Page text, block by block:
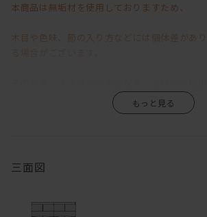
がらも、
といった私の要望を叶えるべくしてか、
背面がマガジン収納になっているというから
ふんだんに使われた羽毛とハイバックスタイル
本商品は無垢材を使用しておりますため、
木目や色味、節の入り方などには個体差があ
お受けいたしかねますので、あらかじめご了
と幸いです。
三面図